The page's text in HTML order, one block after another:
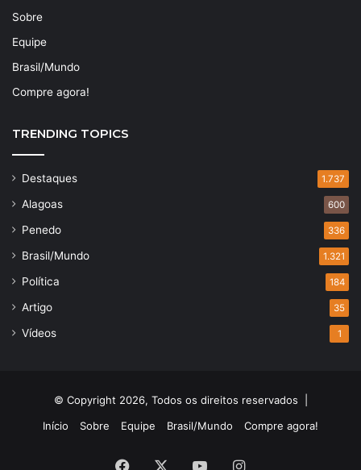
Sobre
Equipe
Brasil/Mundo
Compre agora!
TRENDING TOPICS
Destaques 1.737
Alagoas 600
Penedo 336
Brasil/Mundo 1.321
Política 184
Artigo 35
Vídeos 1
© Copyright 2026, Todos os direitos reservados |
Início
Sobre Equipe Brasil/Mundo Compre agora!
Facebook YouTubeInstagram